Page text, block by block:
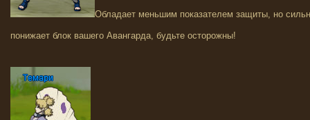
Обладает меньшим показателем защиты, но
понижает блок вашего Авангарда, будьте осторожны!